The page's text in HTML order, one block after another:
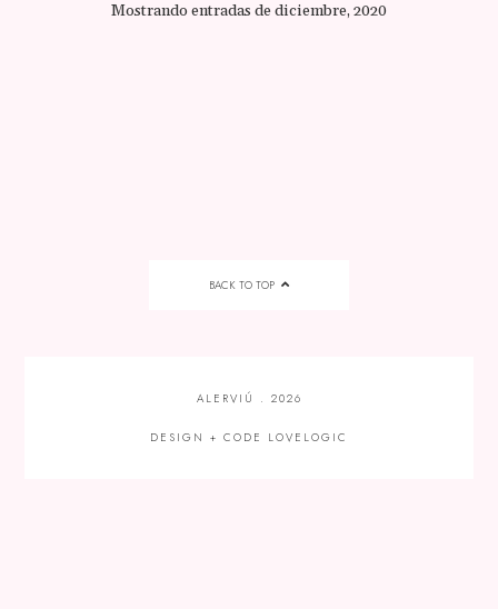
Mostrando entradas de diciembre, 2020
BACK TO TOP
ALERVIÚ . 2026
DESIGN + CODE LOVELOGIC